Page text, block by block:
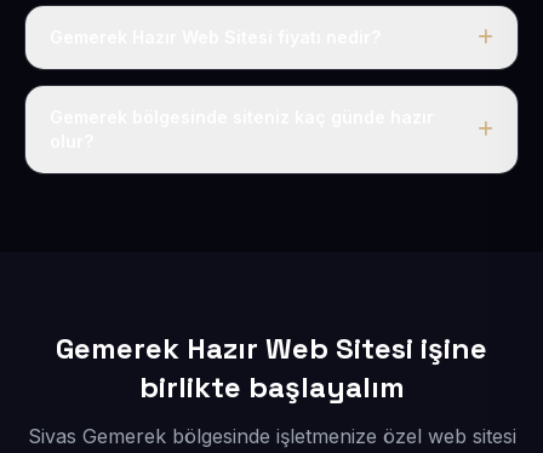
Tek fiyat uygulanır: yıllık 50 USD + KDV. Bu bedele alan
Gemerek Hazır Web Sitesi işine
birlikte başlayalım
Sivas Gemerek bölgesinde işletmenize özel web sitesi